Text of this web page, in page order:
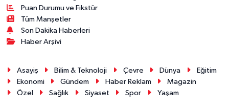
Puan Durumu ve Fikstür
Tüm Manşetler
Son Dakika Haberleri
Haber Arşivi
Asayiş Bilim & Teknoloji Çevre Dünya
Eğitim
Ekonomi
Gündem Haber Reklam
Magazin
Özel
Sağlık Siyaset Spor Yaşam